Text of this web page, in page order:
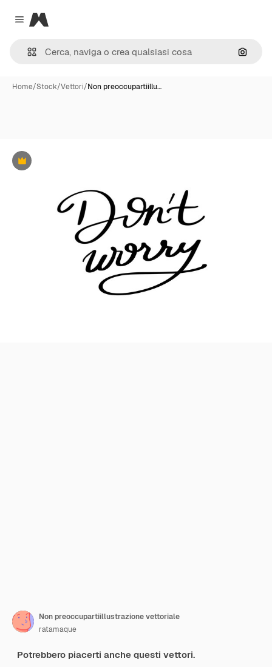
Close menu
Magnific
Cerca
Home/Stock/Vettori/Non preoccupartiillu…
Premium
Non preoccupartiillustrazione vettoriale
ratamaque
Potrebbero piacerti anche questi vettori.